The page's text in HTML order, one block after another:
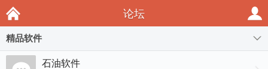
论坛
精品软件
石油软件